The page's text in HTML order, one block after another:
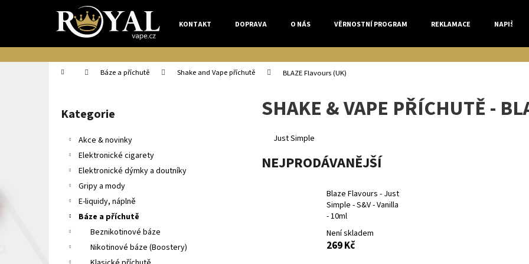
KONTAKT DOPRAVA O NÁS VĚRNOSTNÍ PROGRAM REKLAMACE NAPIŠTE
Domů Báze a příchutě Shake and Vape příchutě BLAZE Flavours (UK)
Přeskočit
kategorie
Kategorie
Akce & novinky
Elektronické cigarety
Elektronické dýmky a doutníky
Gripy a mody
E-liquidy, náplně
Báze a příchutě
Beznikotinové báze
Nikotinové báze (Boostery)
SHAKE & VAPE PŘÍCHUTĚ -
Just Simple
NEJPRODÁVANĚJŠÍ
Blaze Flavours - Just
Simple - S&V - Vanilla
- 10ml
Není skladem
269 Kč
í
k
Zpět
do
obchodu
Zpět
do
obchodu
Co potřebujete najít?
HLEDAT
Doporučujeme